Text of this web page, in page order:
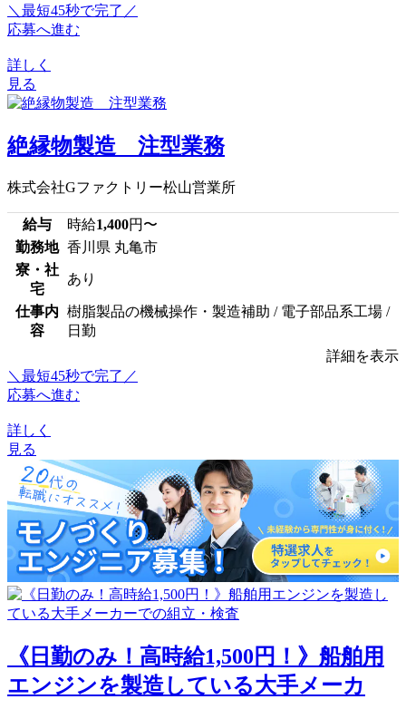
＼最短45秒で完了／
応募へ進む
詳しく
見る
絶縁物製造 注型業務
株式会社Gファクトリー松山営業所
給与 時給1,400円〜
勤務地 香川県 丸亀市
寮・社
宅
あり
仕事内
容
樹脂製品の機械操作・製造補助 / 電子部品系工場 /
日勤
詳細を表示
＼最短45秒で完了／
応募へ進む
詳しく
見る
《日勤のみ！高時給1,500円！》船舶用
エンジンを製造している大手メーカ